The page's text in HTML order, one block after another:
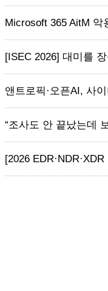
Microsoft 365 AitM 악
[ISEC 2026] 대미를
앤트로픽·오픈AI, 사
“조사도 안 끝났는데
[2026